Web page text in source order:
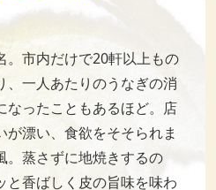
。市内だけで20軒以上もの
、一人あたりのうなぎの消
なったこともあるほど。店
漂い、食欲をそそられま
。蒸さずに地焼きするの
と香ばしく皮の旨味を味わ